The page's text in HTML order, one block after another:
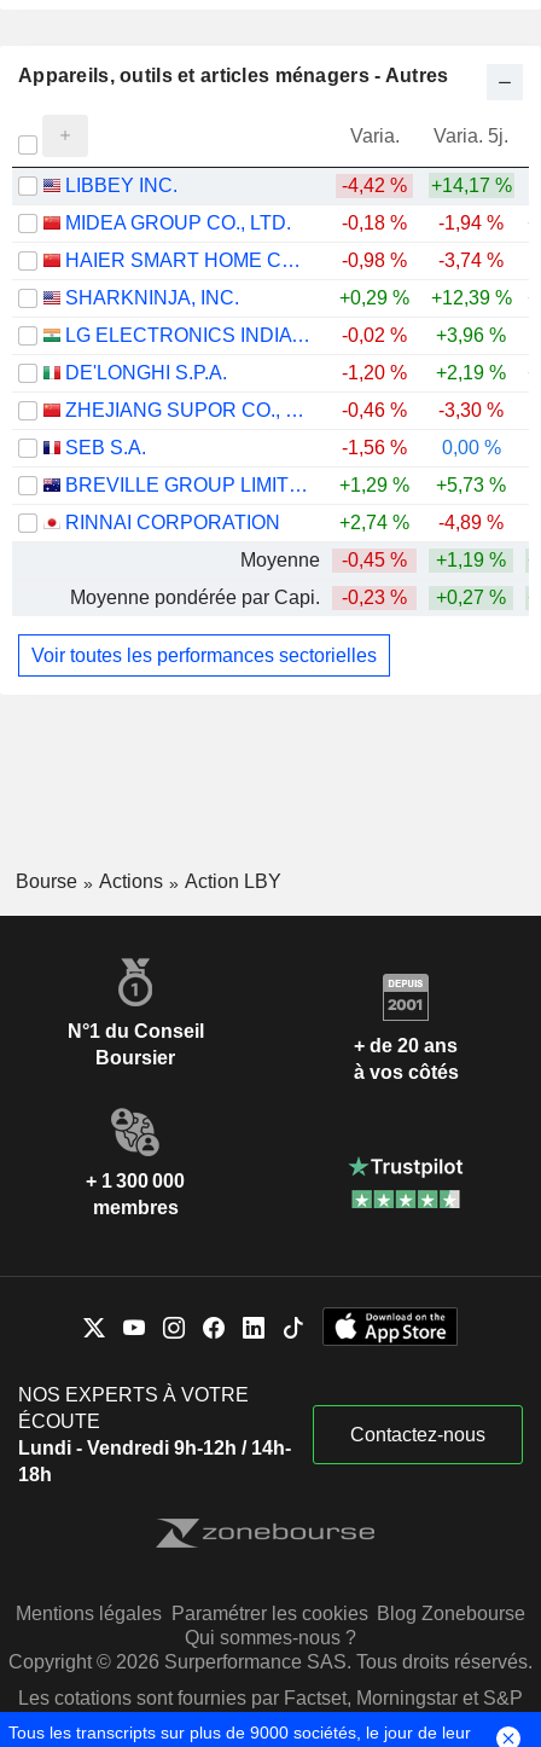
Appareils, outils et articles ménagers - Autres
Varia. Varia. 5j.
LIBBEY INC. -4,42 %
+14,17 %
MIDEA GROUP CO., LTD.
-0,18 % -1,94 %
HAIER SMART HOME CO., LTD.
-0,98 % -3,74 %
SHARKNINJA, INC.
+0,29 % +12,39 %
LG ELECTRONICS INDIA LIMITED
-0,02 %
+3,96 %
DE'LONGHI S.P.A.
-1,20 % +2,19 %
ZHEJIANG SUPOR CO., LTD.
-0,46 % -3,30 %
SEB S.A.
-1,56 % 0,00 %
BREVILLE GROUP LIMITED
+1,29 % +5,73 %
RINNAI CORPORATION
+2,74 % -4,89 %
Moyenne
-0,45 % +1,19 %
Moyenne pondérée par Capi.
-0,23 % +0,27 %
Voir toutes les performances sectorielles
Bourse Actions Action LBY
N°1 du Conseil
Boursier
+ de 20 ans
à vos côtés
+ 1 300 000
membres
NOS EXPERTS À VOTRE
ÉCOUTE
Lundi - Vendredi 9h-12h / 14h-
18h
Contactez-nous
Mentions légales Paramétrer les cookies Blog Zonebourse
Qui sommes-nous ?
Copyright © 2026 Surperformance SAS. Tous droits réservés.
Les cotations sont fournies par Factset, Morningstar et S&P
Capital IQ
Tous les transcripts sur plus de 9000 sociétés, le jour de leur